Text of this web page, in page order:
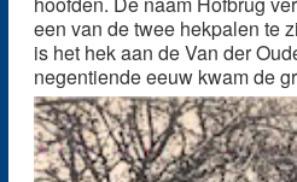
een van de twee hekpalen te
is het hek aan de Van der
negentiende eeuw kwam de